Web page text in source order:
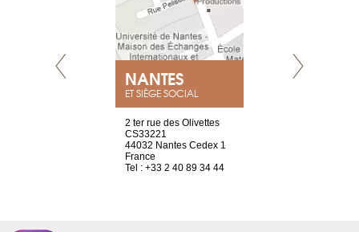
NANTES
ET SIÈGE SOCIAL
2 ter rue des Olivettes
CS33221
44032 Nantes Cedex 1
France
Tel : +33 2 40 89 34 44